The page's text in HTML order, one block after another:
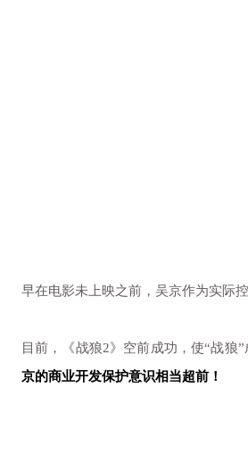
早在电影未上映之前，吴京作为实际
目前，《战狼2》空前成功，使“战狼
京的商业开发保护意识相当超前！